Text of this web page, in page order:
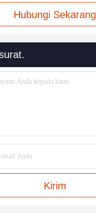
Hubungi Sekarang
Kirim